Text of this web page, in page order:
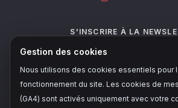
Gestion des cookies
Nous utilisons des cookies essentiels pour
fonctionnement du site. Les cookies de
(GA4) sont activés uniquement avec votre
S'INSCRIRE À LA
Ce site est protégé par reCAPTCHA. Les règles